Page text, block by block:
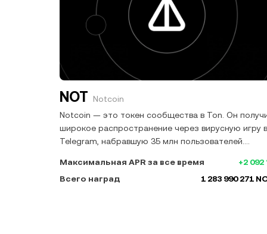
NOT
Notcoin
Notcoin — это токен сообщества в Ton. Он
широкое распространение через вирусную игру в
Telegram, набравшую 35 млн пользователей.
экосистемы вокруг NOT, включая игровую
платформу и инструменты для исследования
Максимальная APR за все время
+2 092
Всего наград
1 283 990 271